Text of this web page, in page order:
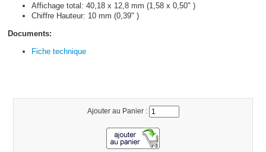
Affichage total: 40,18 x 12,8 mm (1,58 x 0,50" )
Chiffre Hauteur: 10 mm (0,39" )
Documents:
Fiche technique
Ajouter au Panier :